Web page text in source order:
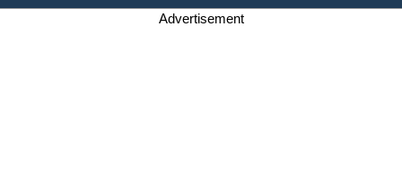
Advertisement